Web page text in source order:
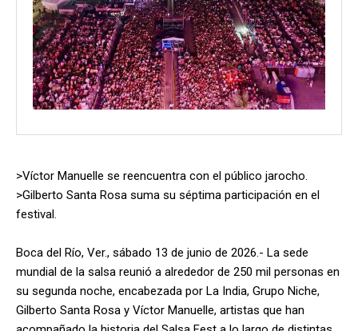
>Víctor Manuelle se reencuentra con el público jarocho.
>Gilberto Santa Rosa suma su séptima participación en el
festival.
Boca del Río, Ver., sábado 13 de junio de 2026.- La sede
mundial de la salsa reunió a alrededor de 250 mil personas en
su segunda noche, encabezada por La India, Grupo Niche,
Gilberto Santa Rosa y Víctor Manuelle, artistas que han